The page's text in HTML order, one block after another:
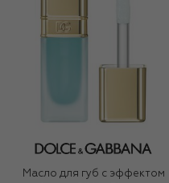
Масло для губ с эффектом